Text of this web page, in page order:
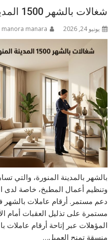
شغالات بالشهر 1500 المدينة المنورة 0508514839
يونيو 24, 2026 manora manara
بالشهر بالمدينة المنورة، والتي
وتنظيم أعمال المطبخ، خاصة لدى
دعم مستمر. أرقام عاملات بالشهر
مستمرة على تذليل العقبات أمام
المؤهلات عبر إتاحة أرقام عاملات
منسقة تمنح العميل…